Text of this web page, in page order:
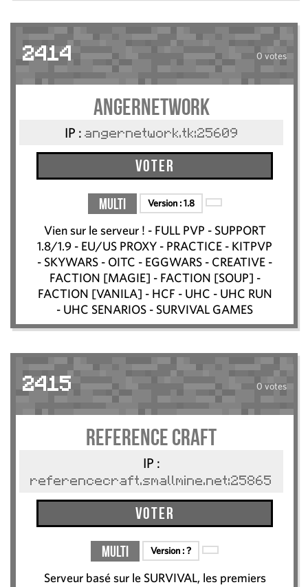
2414 0 votes
AngerNetwork
IP : angernetwork.tk:25609
Voter
Multi Version :1.8
Vien sur le serveur ! - FULL PVP - SUPPORT
1.8/1.9 - EU/US PROXY - PRACTICE - KITPVP
- SKYWARS - OITC - EGGWARS - CREATIVE -
FACTION [MAGIE] - FACTION [SOUP] -
FACTION [VANILA] - HCF - UHC - UHC RUN
- UHC SENARIOS - SURVIVAL GAMES
2415 0 votes
Reference Craft
IP :
referencecraft.smallmine.net:25865
Voter
Multi Version :?
Serveur basé sur le SURVIVAL, les premiers